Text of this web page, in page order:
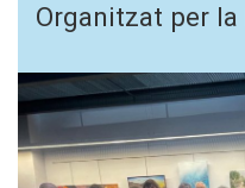
Organitzat per la